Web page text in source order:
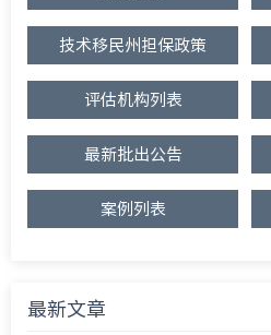
技术移民州担保政策
评估机构列表
最新批出公告
案例列表
最新文章